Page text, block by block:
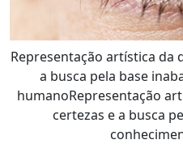
Representação artística da
a busca pela base
humanoRepresentação
certezas e a busca